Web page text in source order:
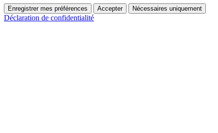
Enregistrer mes préférences Accepter Nécessaires uniquement
Déclaration de confidentialité